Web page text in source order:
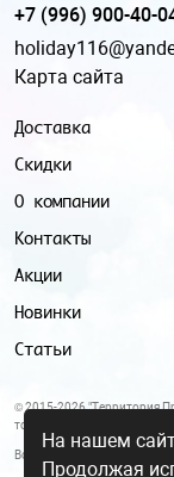
Доставка
Скидки
О компании
Контакты
Акции
Новинки
Статьи
+7 (996) 900-40-
Карта сайта
© 2015-2026 "Территория
товаров для праздника.
Все цены и условия,
На нашем
Продолжая